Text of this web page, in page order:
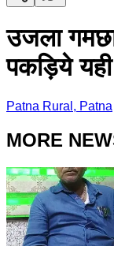
उजला
पकड़िये
Patna Rural, Patna
MORE